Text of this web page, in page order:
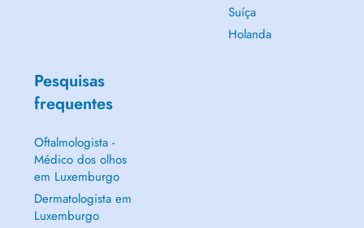
Suíça
Holanda
Pesquisas
frequentes
Oftalmologista -
Médico dos olhos
em Luxemburgo
Dermatologista em
Luxemburgo